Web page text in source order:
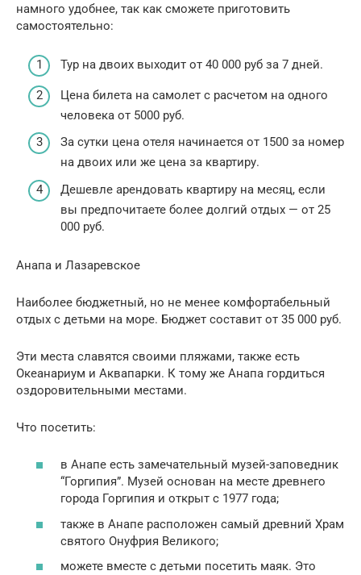
намного удобнее, так как сможете приготовить
самостоятельно:
Тур на двоих выходит от 40 000 руб за 7 дней.
Цена билета на самолет с расчетом на одного
человека от 5000 руб.
За сутки цена отеля начинается от 1500 за номер
на двоих или же цена за квартиру.
Дешевле арендовать квартиру на месяц, если
вы предпочитаете более долгий отдых — от 25
000 руб.
Анапа и Лазаревское
Наиболее бюджетный, но не менее комфортабельный
отдых с детьми на море. Бюджет составит от 35 000 руб.
Эти места славятся своими пляжами, также есть
Океанариум и Аквапарки. К тому же Анапа гордиться
оздоровительными местами.
Что посетить:
в Анапе есть замечательный музей-заповедник
“Горгипия”. Музей основан на месте древнего
города Горгипия и открыт с 1977 года;
также в Анапе расположен самый древний Храм
святого Онуфрия Великого;
можете вместе с детьми посетить маяк. Это